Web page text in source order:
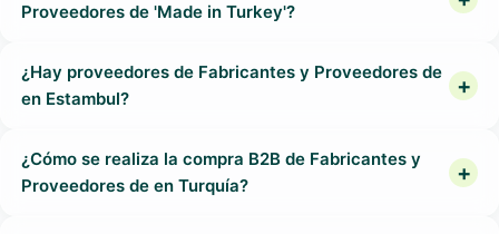
Proveedores de 'Made in Turkey'?
¿Hay proveedores de Fabricantes y Proveedores de
en Estambul?
¿Cómo se realiza la compra B2B de Fabricantes y
Proveedores de en Turquía?